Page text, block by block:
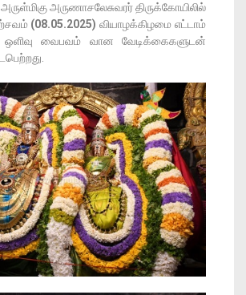
அருணாசலேசுவரர் திருக்கோயிலில்
(08.05.2025) வியாழக்கிழமை எட்டாம்
ஒளிவு வைபவம் வான வேடிக்கைகளுடன்